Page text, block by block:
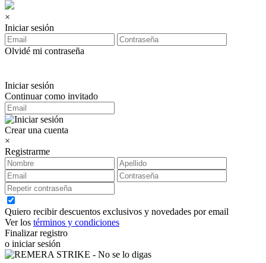
×
Iniciar sesión
Olvidé mi contraseña
Iniciar sesión
Continuar como invitado
Crear una cuenta
×
Registrarme
Quiero recibir descuentos exclusivos y novedades por email
Ver los términos y condiciones
Finalizar registro
o iniciar sesión